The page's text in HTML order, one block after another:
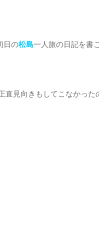
日の松島一人旅の日記を書
直見向きもしてこなかった